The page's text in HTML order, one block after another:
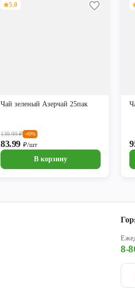
5.0
Чай зеленый Азерчай 25пак
139.99₽ -40%
83.99 ₽/шт
В корзину
8-